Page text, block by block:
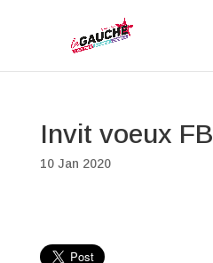
Invit voeux FB
10 Jan 2020